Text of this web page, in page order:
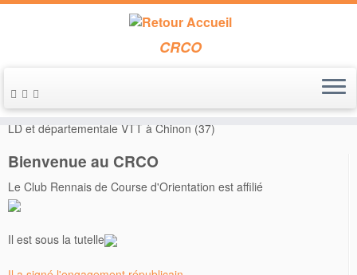
Passer
au
contenu
CRCO
Accueil » Annonces de course » Le 12 octobre 2014 – Régionale
LD et départementale VTT à Chinon (37)
Bienvenue au CRCO
Le Club Rennais de Course d'Orientation est affilié
Il est sous la tutelle